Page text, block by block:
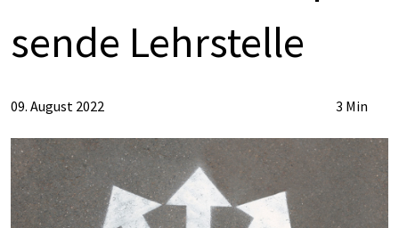
sen­de Lehr­stel­le
09. August 2022 3 Min